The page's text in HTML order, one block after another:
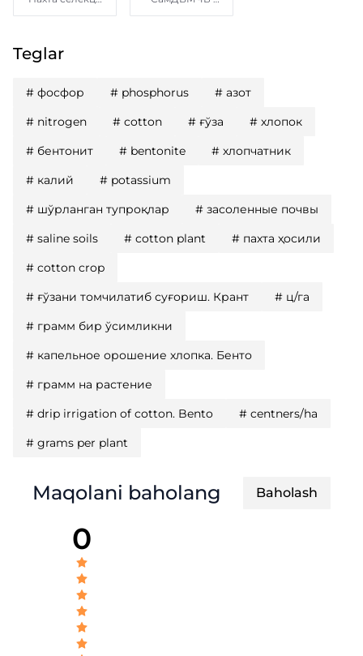
Teglar
# фосфор # phosphorus # азот
# nitrogen # cotton # ғўза # хлопок
# бентонит # bentonite # хлопчатник
# калий # potassium
# шўрланган тупроқлар # засоленные почвы
# saline soils # cotton plant # пахта ҳосили
# cotton crop
# ғўзани томчилатиб суғориш. Крант # ц/га
# грамм бир ўсимликни
# капельное орошение хлопка. Бенто
# грамм на растение
# drip irrigation of cotton. Bento # centners/ha
# grams per plant
Maqolani baholang Baholash
0